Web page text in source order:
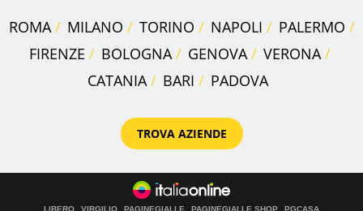
ROMA MILANO TORINO NAPOLI
PALERMO
FIRENZE
BOLOGNA GENOVA
VERONA
CATANIA
BARI PADOVA
TROVA AZIENDE
LIBERO VIRGILIO PAGINEGIALLE PAGINEGIALLE SHOP
PGCASA